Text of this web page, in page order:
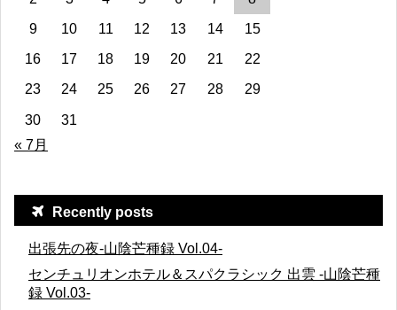
9
10 11 12 13 14
15
16
17 18 19 20 21
22
23
24 25 26 27 28 29
30
31
« 7月
Recently posts
出張先の夜-山陰芒種録 Vol.04-
センチュリオンホテル＆スパクラシック 出雲 -山陰芒種
録 Vol.03-